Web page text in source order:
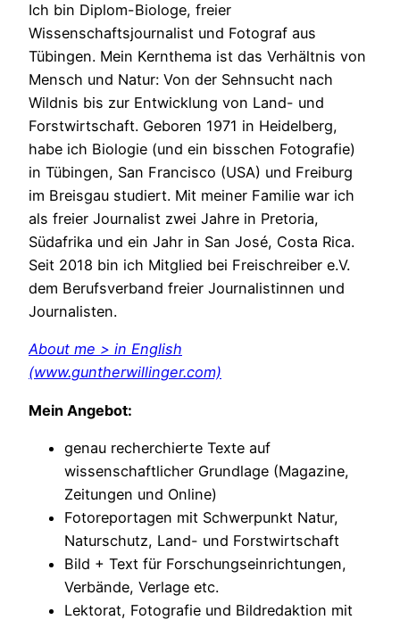
Ich bin Diplom-Biologe, freier
Wissenschaftsjournalist und Fotograf aus
Tübingen. Mein Kernthema ist das Verhältnis von
Mensch und Natur: Von der Sehnsucht nach
Wildnis bis zur Entwicklung von Land- und
Forstwirtschaft. Geboren 1971 in Heidelberg,
habe ich Biologie (und ein bisschen Fotografie)
in Tübingen, San Francisco (USA) und Freiburg
im Breisgau studiert. Mit meiner Familie war ich
als freier Journalist zwei Jahre in Pretoria,
Südafrika und ein Jahr in San José, Costa Rica.
Seit 2018 bin ich Mitglied bei Freischreiber e.V.
dem Berufsverband freier Journalistinnen und
Journalisten.
About me > in English
(www.guntherwillinger.com)
Mein Angebot:
genau recherchierte Texte auf
wissenschaftlicher Grundlage (Magazine,
Zeitungen und Online)
Fotoreportagen mit Schwerpunkt Natur,
Naturschutz, Land- und Forstwirtschaft
Bild + Text für Forschungseinrichtungen,
Verbände, Verlage etc.
Lektorat, Fotografie und Bildredaktion mit